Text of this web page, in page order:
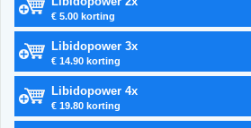
€ 5.00 korting
Libidopower 3x
€ 14.90 korting
Libidopower 4x
€ 19.80 korting